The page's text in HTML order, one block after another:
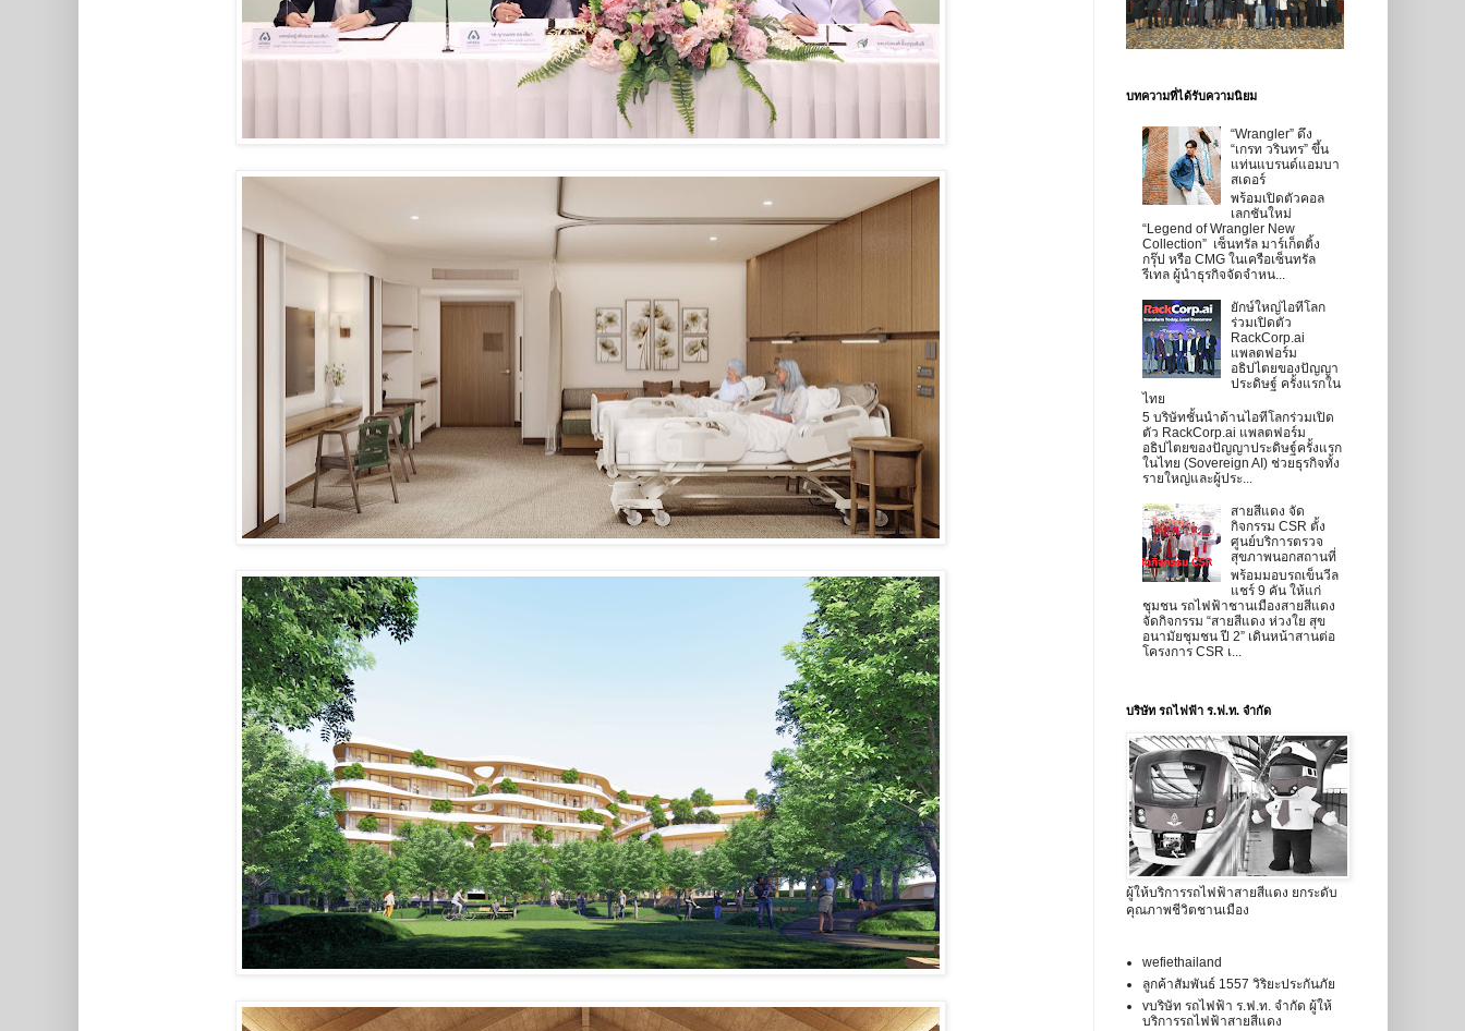
บทความที่ได้รับความนิยม
“Wrangler” ดึง
“เกรท วรินทร” ขึ้น
แท่นแบรนด์แอมบา
สเดอร์
พร้อมเปิดตัวคอล
เลกชันใหม่
“Legend of Wrangler New
Collection” เซ็นทรัล มาร์เก็ตติ้ง
กรุ๊ป หรือ CMG ในเครือเซ็นทรัล
รีเทล ผู้นำธุรกิจจัดจำหน...
ยักษ์ใหญ่ไอทีโลก
ร่วมเปิดตัว
RackCorp.ai
แพลตฟอร์ม
อธิปไตยของปัญญา
ประดิษฐ์ ครั้งแรกใน
ไทย
5 บริษัทชั้นนำด้านไอทีโลกร่วมเปิด
ตัว RackCorp.ai แพลตฟอร์ม
อธิปไตยของปัญญาประดิษฐ์ครั้งแรก
ในไทย (Sovereign AI) ช่วยธุรกิจทั้ง
รายใหญ่และผู้ประ...
สายสีแดง จัด
กิจกรรม CSR ตั้ง
ศูนย์บริการตรวจ
สุขภาพนอกสถานที่
พร้อมมอบรถเข็นวีล
แชร์ 9 คัน ให้แก่
ชุมชน รถไฟฟ้าชานเมืองสายสีแดง
จัดกิจกรรม “สายสีแดง ห่วงใย สุข
อนามัยชุมชน ปี 2” เดินหน้าสานต่อ
โครงการ CSR เ...
บริษัท รถไฟฟ้า ร.ฟ.ท. จำกัด
ผู้ให้บริการรถไฟฟ้าสายสีแดง ยกระดับ
คุณภาพชีวิตชานเมือง
wefiethailand
ลูกค้าสัมพันธ์ 1557 วิริยะประกันภัย
vบริษัท รถไฟฟ้า ร.ฟ.ท. จำกัด ผู้ให้
บริการรถไฟฟ้าสายสีแดง